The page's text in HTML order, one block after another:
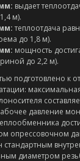
выдает
м).
теплоотдача
до 1,8 м).
мощность
до 2,2 м).
подготовлено к
давление
опрессовочном
диаметром